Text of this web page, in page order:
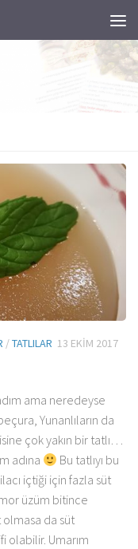
/TATLILAR 13 EKIM 2017
ama neredeyse
Yunanlıların da
çok yakın bir tatlı…
adına
Bu tatlıyı bu
içtiği için fazla süt
üzüm bitince
olmasa da süt
olabilir. Umarım